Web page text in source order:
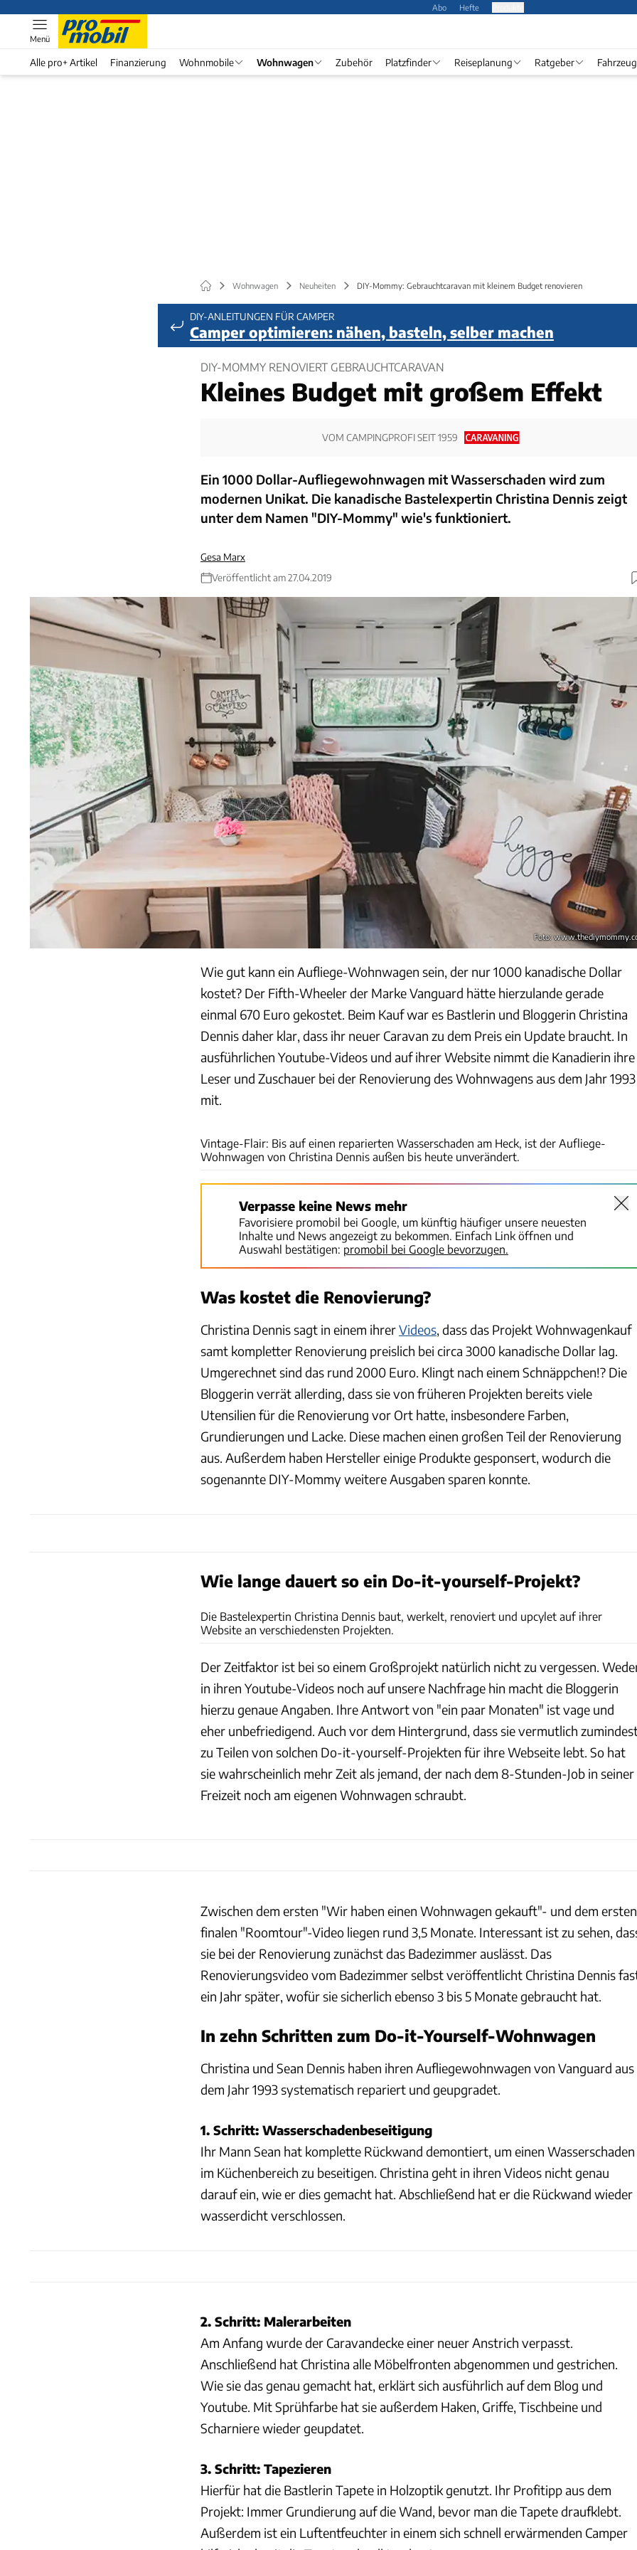
Abo Hefte
Menü
Alle pro+ Artikel Finanzierung Wohnmobile Wohnwagen Zubehör Platzfinder Reiseplanung Ratgeber
Wohnwagen Neuheiten DIY-Mommy: Gebrauchtcaravan mit kleinem Budget renovieren
DIY-ANLEITUNGEN FÜR CAMPER
Camper optimieren: nähen, basteln, selber machen
DIY-MOMMY RENOVIERT GEBRAUCHTCARAVAN
Kleines Budget mit großem Effekt
VOM CAMPINGPROFI SEIT 1959
Ein 1000 Dollar-Aufliegewohnwagen mit Wasserschaden wird zum
modernen Unikat. Die kanadische Bastelexpertin Christina Dennis zeigt
unter dem Namen "DIY-Mommy" wie's funktioniert.
Gesa Marx
Veröffentlicht am 27.04.2019
Foto:
Wie gut kann ein Aufliege-Wohnwagen sein, der nur 1000 kanadische Dollar
kostet? Der Fifth-Wheeler der Marke Vanguard hätte hierzulande gerade
einmal 670 Euro gekostet. Beim Kauf war es Bastlerin und Bloggerin Christina
Dennis daher klar, dass ihr neuer Caravan zu dem Preis ein Update braucht. In
ausführlichen Youtube-Videos und auf ihrer Website nimmt die Kanadierin ihre
Leser und Zuschauer bei der Renovierung des Wohnwagens aus dem Jahr 1993
mit.
Vintage-Flair: Bis auf einen reparierten Wasserschaden am Heck, ist der Aufliege-
Wohnwagen von Christina Dennis außen bis heute unverändert.
Verpasse keine News mehr
Favorisiere promobil bei Google, um künftig häufiger unsere neuesten
Inhalte und News angezeigt zu bekommen. Einfach Link öffnen und
Auswahl bestätigen: promobil bei Google bevorzugen.
Was kostet die Renovierung?
Christina Dennis sagt in einem ihrerVideos , dass das Projekt Wohnwagenkauf
samt kompletter Renovierung preislich bei circa 3000 kanadische Dollar lag.
Umgerechnet sind das rund 2000 Euro. Klingt nach einem Schnäppchen!? Die
Bloggerin verrät allerding, dass sie von früheren Projekten bereits viele
Utensilien für die Renovierung vor Ort hatte, insbesondere Farben,
Grundierungen und Lacke. Diese machen einen großen Teil der Renovierung
aus. Außerdem haben Hersteller einige Produkte gesponsert, wodurch die
sogenannte DIY-Mommy weitere Ausgaben sparen konnte.
Wie lange dauert so ein Do-it-yourself-Projekt?www.thediymommy.com
Die Bastelexpertin Christina Dennis baut, werkelt, renoviert und upcylet auf ihrer
Website an verschiedensten Projekten.
Der Zeitfaktor ist bei so einem Großprojekt natürlich nicht zu vergessen.
in ihren Youtube-Videos noch auf unsere Nachfrage hin macht die Bloggerin
hierzu genaue Angaben. Ihre Antwort von "ein paar Monaten" ist vage und
eher unbefriedigend. Auch vor dem Hintergrund, dass sie vermutlich
zu Teilen von solchen Do-it-yourself-Projekten für ihre Webseite lebt. So hat
sie wahrscheinlich mehr Zeit als jemand, der nach dem 8-Stunden-Job in seiner
Freizeit noch am eigenen Wohnwagen schraubt.
Zwischen dem ersten "Wir haben einen Wohnwagen gekauft"- und dem ersten
finalen "Roomtour"-Video liegen rund 3,5 Monate. Interessant ist zu sehen,
sie bei der Renovierung zunächst das Badezimmer auslässt. Das
Renovierungsvideo vom Badezimmer selbst veröffentlicht Christina Dennis
ein Jahr später, wofür sie sicherlich ebenso 3 bis 5 Monate gebraucht hat.
In zehn Schritten zum Do-it-Yourself-Wohnwagen
Christina und Sean Dennis haben ihren Aufliegewohnwagen von Vanguard aus
dem Jahr 1993 systematisch repariert und geupgradet.
1. Schritt: Wasserschadenbeseitigung
Ihr Mann Sean hat komplette Rückwand demontiert, um einen Wasserschaden
im Küchenbereich zu beseitigen. Christina geht in ihren Videos nicht genau
darauf ein, wie er dies gemacht hat. Abschließend hat er die Rückwand wieder
wasserdicht verschlossen.
2. Schritt: Malerarbeiten
Am Anfang wurde der Caravandecke einer neuer Anstrich verpasst.
Anschließend hat Christina alle Möbelfronten abgenommen und gestrichen.
Wie sie das genau gemacht hat, erklärt sich ausführlich auf dem Blog und
Youtube. Mit Sprühfarbe hat sie außerdem Haken, Griffe, Tischbeine und
Scharniere wieder geupdatet.
3. Schritt: Tapezieren
Hierfür hat die Bastlerin Tapete in Holzoptik genutzt. Ihr Profitipp aus dem
Projekt: Immer Grundierung auf die Wand, bevor man die Tapete draufklebt.
Außerdem ist ein Luftentfeuchter in einem sich schnell erwärmenden Camper